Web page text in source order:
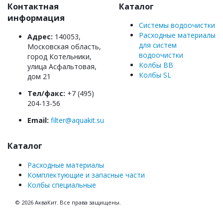
Контактная
информация
Адрес: 140053,
Московская область,
город Котельники,
улица Асфальтовая,
дом 21
Тел/факс: +7 (495)
204-13-56
Email: filter@aquakit.su
Каталог
Системы водоочистки
Расходные материалы
для систем
водоочистки
Колбы BB
Колбы SL
Каталог
Расходные материалы
Комплектующие и запасные части
Колбы специальные
© 2026 АкваКит. Все права защищены.